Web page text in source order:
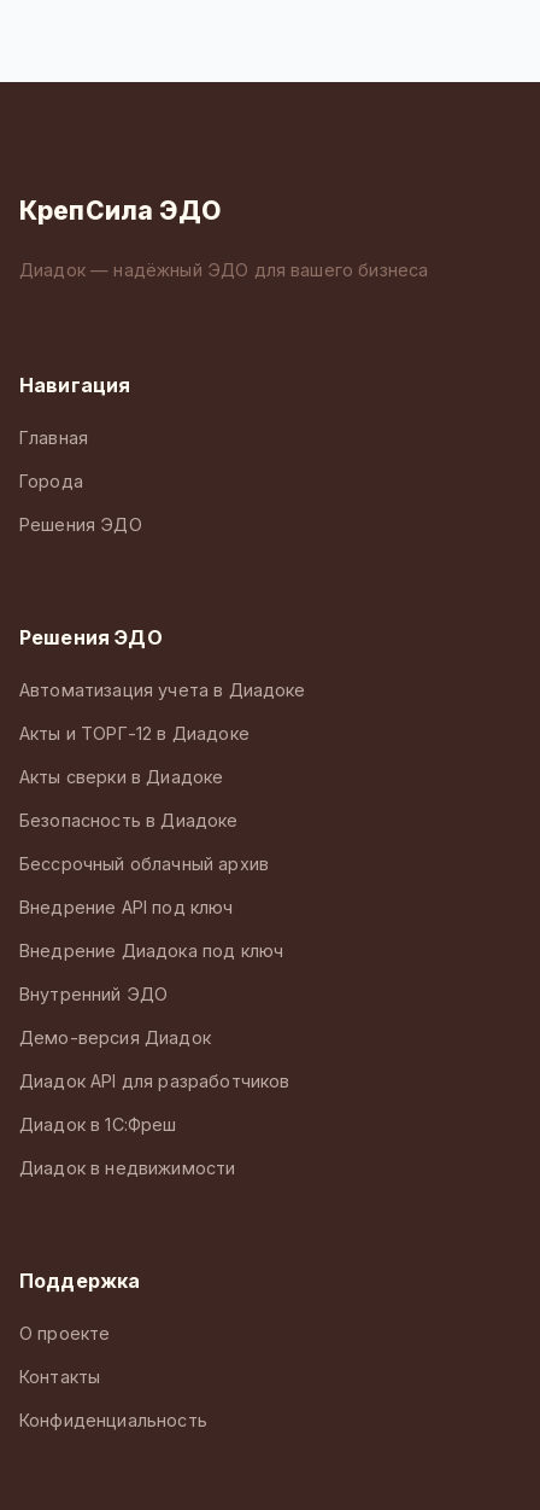
КрепСила ЭДО
Диадок — надёжный ЭДО для вашего бизнеса
Навигация
Главная
Города
Решения ЭДО
Решения ЭДО
Автоматизация учета в Диадоке
Акты и ТОРГ-12 в Диадоке
Акты сверки в Диадоке
Безопасность в Диадоке
Бессрочный облачный архив
Внедрение API под ключ
Внедрение Диадока под ключ
Внутренний ЭДО
Демо-версия Диадок
Диадок API для разработчиков
Диадок в 1С:Фреш
Диадок в недвижимости
Поддержка
О проекте
Контакты
Конфиденциальность